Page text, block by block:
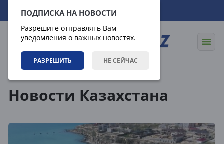
ПОДПИСКА НА НОВОСТИ
Разрешите отправлять Вам
уведомления о важных новостях.
РАЗРЕШИТЬ НЕ СЕЙЧАС
09.08.2026 11:44:29
Новости Казахстана